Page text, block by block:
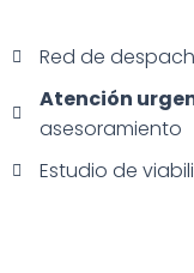
Red de
Atención
asesoramiento
Estudio de